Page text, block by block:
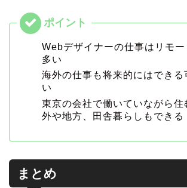
Webデザイナーの仕事はリモ
多い
海外の仕事も将来的にはできる
い
東京の会社で働いていながら住
外や地方、田舎暮らしもできる
まとめ